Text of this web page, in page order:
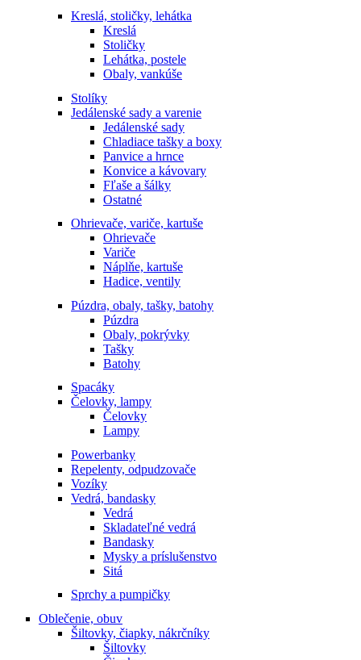
Kreslá, stoličky, lehátka
Kreslá
Stoličky
Lehátka, postele
Obaly, vankúše
Stolíky
Jedálenské sady a varenie
Jedálenské sady
Chladiace tašky a boxy
Panvice a hrnce
Konvice a kávovary
Fľaše a šálky
Ostatné
Ohrievače, variče, kartuše
Ohrievače
Variče
Náplňe, kartuše
Hadice, ventily
Púzdra, obaly, tašky, batohy
Púzdra
Obaly, pokrývky
Tašky
Batohy
Spacáky
Čelovky, lampy
Čelovky
Lampy
Powerbanky
Repelenty, odpudzovače
Vozíky
Vedrá, bandasky
Vedrá
Skladateľné vedrá
Bandasky
Mysky a príslušenstvo
Sitá
Sprchy a pumpičky
Oblečenie, obuv
Šiltovky, čiapky, nákrčníky
Šiltovky